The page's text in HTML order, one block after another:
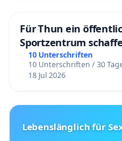
Für Thun ein
Sportzentrum
10 Unterschriften
10 Unterschriften / 30
18 Jul 2026
Lebenslänglich für